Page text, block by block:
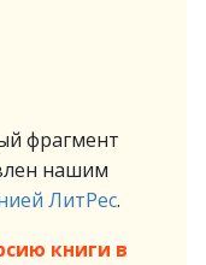
фрагмент
нашим
ЛитРес.
книги в